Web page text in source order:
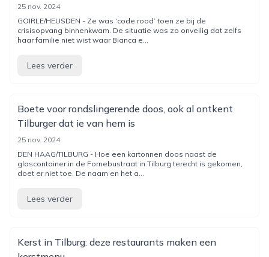
25 nov. 2024
GOIRLE/HEUSDEN - Ze was ‘code rood’ toen ze bij de
crisisopvang binnenkwam. De situatie was zo onveilig dat zelfs
haar familie niet wist waar Bianca e...
Lees verder
Boete voor rondslingerende doos, ook al ontkent
Tilburger dat ie van hem is
25 nov. 2024
DEN HAAG/TILBURG - Hoe een kartonnen doos naast de
glascontainer in de Fornebustraat in Tilburg terecht is gekomen,
doet er niet toe. De naam en het a...
Lees verder
Kerst in Tilburg: deze restaurants maken een